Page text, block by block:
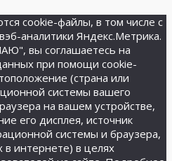
cookie-файлы, в том числе с
аналитики Яндекс.Метрика.
вы соглашаетесь на
при помощи cookie-
(страна или
системы вашего
на вашем устройстве,
его дисплея, источник
системы и браузера,
интернете) в целях